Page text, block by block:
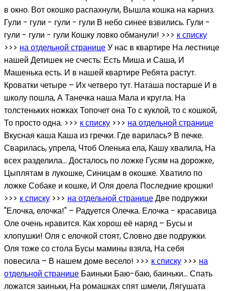
в окно. Вот окошко распахнули, Вышла кошка на карниз.
Гули - гули - гули - гули В небо синее взвились. Гули -
гули - гули - гули Кошку ловко обманули! >>> к списку
>>> на отдельной страницеУ нас в квартире На лестнице
нашей Детишек не счесть: Есть Миша и Саша, И
Машенька есть. И в нашей квартире Ребята растут.
Кроватки четыре – Их четверо тут. Наташа постарше И в
школу пошла, А Танечка наша Мала и кругла. На
толстеньких ножках Топочет она То с куклой, то с кошкой,
То просто одна. >>> к списку >>> на отдельной странице
Вкусная каша Каша из гречки. Где варилась? В печке.
Сварилась, упрела, Чтоб Оленька ела, Кашу хвалила, На
всех разделила… Досталось по ложке Гусям на дорожке,
Цыплятам в лукошке, Синицам в окошке. Хватило по
ложке Собаке и кошке, И Оля доела Последние крошки!
>>> к списку >>> на отдельной страницеДве подружки
"Елочка, елочка!" – Радуется Олечка. Елочка - красавица
Оле очень нравится. Как хорош её наряд – Бусы и
хлопушки! Оля с елочкой стоят, Словно две подружки.
Оля тоже со стола Бусы мамины взяла, На себя
повесила – В нашем доме весело! >>> к списку >>> на
отдельной странице Баиньки Баю-баю, баиньки… Спать
ложатся заиньки, На ромашках спят шмели, Лягушата